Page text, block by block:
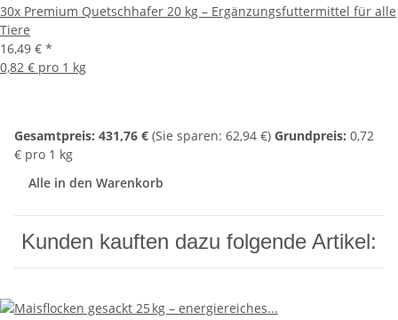
30x Premium Quetschhafer 20 kg – Ergänzungsfuttermittel für alle
Tiere
16,49 € *
0,82 € pro 1 kg
Gesamtpreis: 431,76 € (Sie sparen: 62,94 €) Grundpreis: 0,72
€ pro 1 kg
Alle in den Warenkorb
Kunden kauften dazu folgende Artikel: